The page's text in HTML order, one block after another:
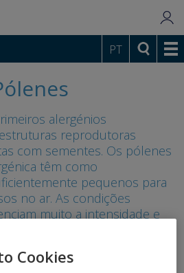
PT
alergénios
reprodutoras
com sementes. Os pólenes
têm como
pequenos para
no ar. As condições
muito a intensidade e
Cookies